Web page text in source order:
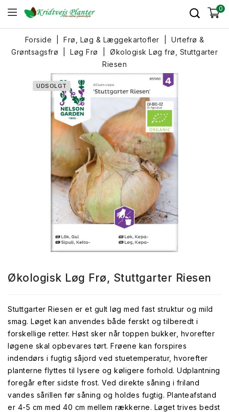
0
Forside Frø, Løg & Læggekartofler
Urtefrø &
Grøntsagsfrø
Løg Frø
Økologisk Løg frø, Stuttgarter
Riesen
UDSOLGT
Økologisk Løg Frø, Stuttgarter Riesen
Stuttgarter Riesen er et gult løg med fast struktur og mild
smag. Løget kan anvendes både ferskt og tilberedt i
forskellige retter. Høst sker når toppen bukker, hvorefter
løgene skal opbevares tørt. Frøene kan forspires
indendørs i fugtig såjord ved stuetemperatur, hvorefter
planterne flyttes til lysere og køligere forhold. Udplantning
foregår efter sidste frost. Ved direkte såning i friland
vandes sårillen før såning og holdes fugtig. Planteafstand
er 4-5 cm med 40 cm mellem rækkerne. Løget trives bedst